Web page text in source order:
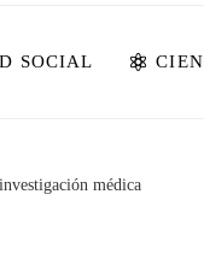
SOCIAL
médica